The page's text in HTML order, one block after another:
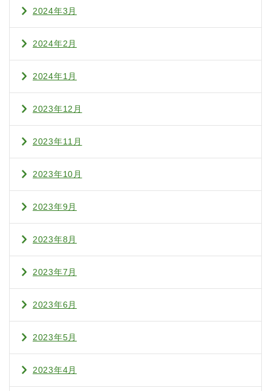
2024年3月
2024年2月
2024年1月
2023年12月
2023年11月
2023年10月
2023年9月
2023年8月
2023年7月
2023年6月
2023年5月
2023年4月